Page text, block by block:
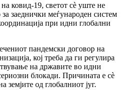
ковид-19, светот сè уште не
заеднички меѓународен систем
при идни глобални
пандемски договор на
кој треба да ги регулира
на државите во идни
блокади. Причината е сè
земјите од глобалниот југ.